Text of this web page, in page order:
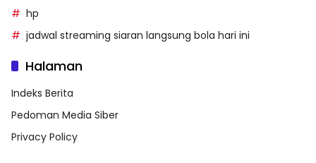
hp
jadwal streaming siaran langsung bola hari ini
Halaman
Indeks Berita
Pedoman Media Siber
Privacy Policy